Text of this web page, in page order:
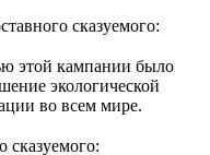
сказуемого:
этой кампании было
экологической
во всем мире.
сказуемого: